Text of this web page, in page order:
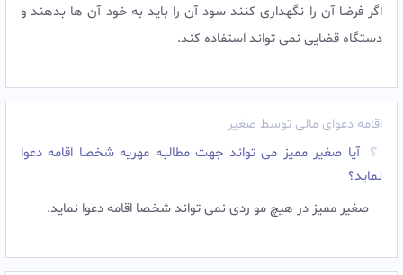
اگر فرضا آن را نگهداری کنند سود آن را باید به خود آن ها بدهند و
دستگاه قضایی نمی تواند استفاده کند.
اقامه دعوای مالی توسط صغیر
آیا صغیر ممیز می تواند جهت مطالبه مهریه شخصا اقامه دعوا
نماید؟
صغیر ممیز در هیچ مو ردی نمی تواند شخصا اقامه دعوا نماید.‌